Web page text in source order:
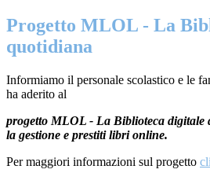
Progetto MLOL - La
quotidiana
Informiamo il personale scolastico e le
ha aderito al
progetto MLOL - La Biblioteca digitale
la gestione e prestiti libri online.
Per maggiori informazioni sul progetto